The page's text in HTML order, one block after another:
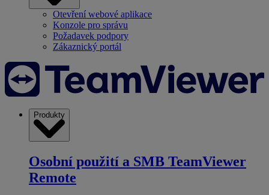
Otevření webové aplikace
Konzole pro správu
Požadavek podpory
Zákaznický portál
Produkty
Osobní použití a SMB TeamViewer
Remote